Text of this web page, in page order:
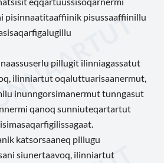
pisinnaatitaaffiinik pisussaaffiinillu
pillugit ilinniagassatut
ilinniartut oqaluttuarisaanermut,
inunngorsimanermut tunngasut
qanoq sunniuteqartartut
katsorsaaneq pillugu
siunertaavoq, ilinniartut